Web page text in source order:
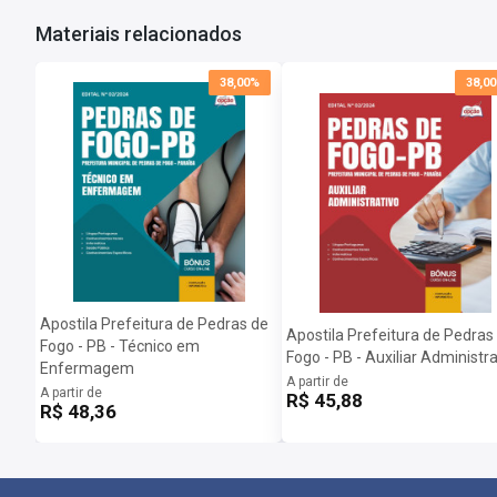
garantindo que você tenha em mãos todas as ferramentas
Mais informações sobre o concurso Prefeitura Municipal de
Vagas:29 vagas
Inscrições:De 16/12/2024 a 18/01/2025
Salário:R$ 1.412,00
Taxa de Inscrição:
R$ 32,00
Provas:16/02/2025
Organizadora: Educa Assessoria Educacional - EducaPB
Materiais relacionados
38,00%
Apostila Prefeitura de Pedras de
Fogo - PB - Técnico em
Enfermagem
A partir de
R$ 48,36
Apostila Prefeitura de Pedras
Fogo - PB - Auxiliar
A partir de
R$ 45,88